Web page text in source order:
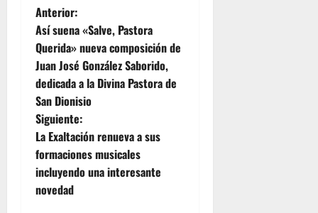
N
a
v
e
g
a
c
Anterior:
Así suena «Salve, Pastora
Querida» nueva composición de
Juan José González Saborido,
dedicada a la Divina Pastora de
San Dionisio
Siguiente:
La Exaltación renueva a sus
formaciones musicales
incluyendo una interesante
novedad